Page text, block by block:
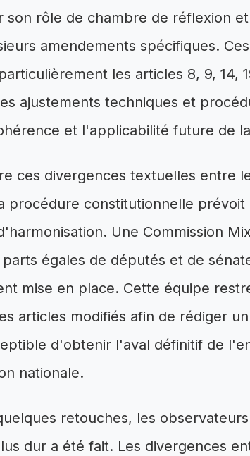
son rôle de chambre de réflexion
amendements spécifiques.
les articles 8, 9, 14,
ajustements techniques et
et l'applicabilité future de
ces divergences textuelles entre
procédure constitutionnelle
Une Commission
égales de députés et de
mise en place. Cette équipe
articles modifiés afin de rédiger
d'obtenir l'aval définitif de
nationale.
retouches, les
dur a été fait. Les divergences